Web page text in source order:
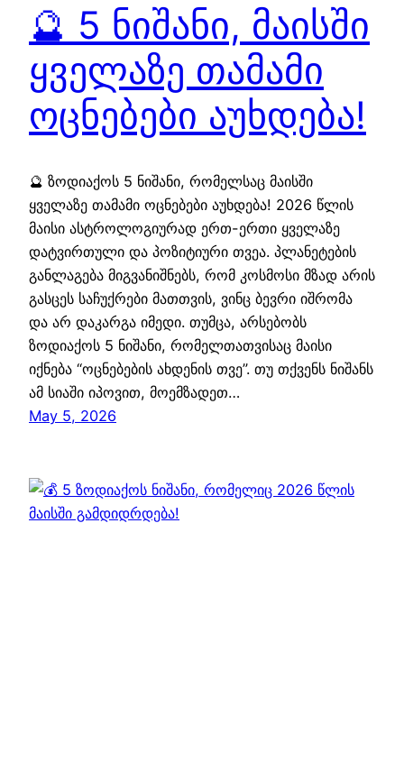
🔮 5 ნიშანი, მაისში
ყველაზე თამამი
ოცნებები აუხდება!
🔮 ზოდიაქოს 5 ნიშანი, რომელსაც მაისში
ყველაზე თამამი ოცნებები აუხდება! 2026 წლის
მაისი ასტროლოგიურად ერთ-ერთი ყველაზე
დატვირთული და პოზიტიური თვეა. პლანეტების
განლაგება მიგვანიშნებს, რომ კოსმოსი მზად არის
გასცეს საჩუქრები მათთვის, ვინც ბევრი იშრომა
და არ დაკარგა იმედი. თუმცა, არსებობს
ზოდიაქოს 5 ნიშანი, რომელთათვისაც მაისი
იქნება “ოცნებების ახდენის თვე”. თუ თქვენს ნიშანს
ამ სიაში იპოვით, მოემზადეთ…
May 5, 2026